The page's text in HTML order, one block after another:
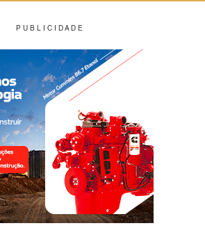
P U B L I C I D A D E